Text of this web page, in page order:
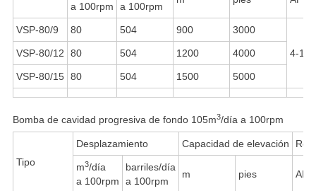
a 100rpm
a 100rpm
VSP-80/9 80 504 900 3000
4-1/
VSP-80/12 80 504 1200 4000
VSP-80/15 80 504 1500 5000
Bomba de cavidad progresiva de fondo 105m3/día a 100rpm
Tipo
Desplazamiento Capacidad de elevación
m3/día
a 100rpm
barriles/día
a 100rpm
m pies API